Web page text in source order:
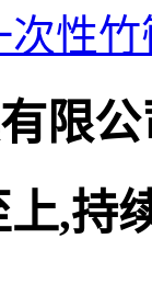
性
限公
,持